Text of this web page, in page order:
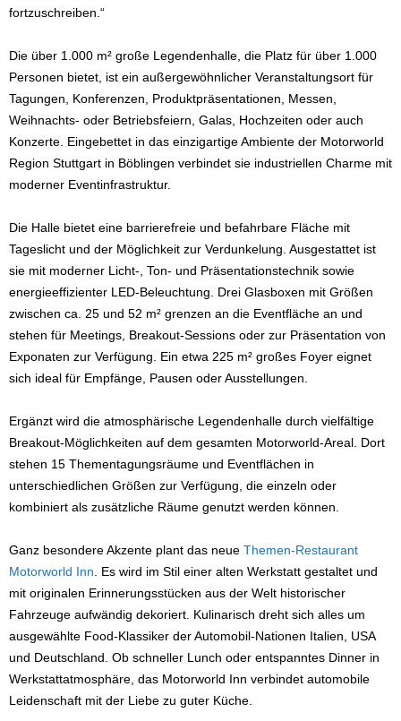
fortzuschreiben.“
Die über 1.000 m² große Legendenhalle, die Platz für über 1.000
Personen bietet, ist ein außergewöhnlicher Veranstaltungsort für
Tagungen, Konferenzen, Produktpräsentationen, Messen,
Weihnachts- oder Betriebsfeiern, Galas, Hochzeiten oder auch
Konzerte. Eingebettet in das einzigartige Ambiente der Motorworld
Region Stuttgart in Böblingen verbindet sie industriellen Charme mit
moderner Eventinfrastruktur.
Die Halle bietet eine barrierefreie und befahrbare Fläche mit
Tageslicht und der Möglichkeit zur Verdunkelung. Ausgestattet ist
sie mit moderner Licht-, Ton- und Präsentationstechnik sowie
energieeffizienter LED-Beleuchtung. Drei Glasboxen mit Größen
zwischen ca. 25 und 52 m² grenzen an die Eventfläche an und
stehen für Meetings, Breakout-Sessions oder zur Präsentation von
Exponaten zur Verfügung. Ein etwa 225 m² großes Foyer eignet
sich ideal für Empfänge, Pausen oder Ausstellungen.
Ergänzt wird die atmosphärische Legendenhalle durch vielfältige
Breakout-Möglichkeiten auf dem gesamten Motorworld-Areal. Dort
stehen 15 Thementagungsräume und Eventflächen in
unterschiedlichen Größen zur Verfügung, die einzeln oder
kombiniert als zusätzliche Räume genutzt werden können.
Ganz besondere Akzente plant das neue Themen-Restaurant
Motorworld Inn . Es wird im Stil einer alten Werkstatt gestaltet und
mit originalen Erinnerungsstücken aus der Welt historischer
Fahrzeuge aufwändig dekoriert. Kulinarisch dreht sich alles um
ausgewählte Food-Klassiker der Automobil-Nationen Italien, USA
und Deutschland. Ob schneller Lunch oder entspanntes Dinner in
Werkstattatmosphäre, das Motorworld Inn verbindet automobile
Leidenschaft mit der Liebe zu guter Küche.